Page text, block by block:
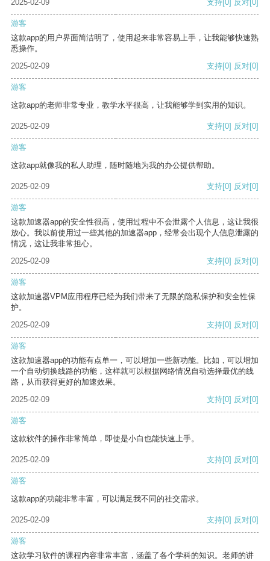
2025-02-09 支持[0] 反对[0]
游客
这款app的用户界面简洁明了，使用起来非常容易上手，让我能够快速熟
悉操作。
2025-02-09
支持[0] 反对[0]
游客
这款app的老师非常专业，教学水平很高，让我能够学到实用的知识。
2025-02-09 支持[0] 反对[0]
游客
这款app就像我的私人助理，随时随地为我的办公提供帮助。
2025-02-09 支持[0] 反对[0]
游客
这款加速器app的安全性很高，使用过程中不会泄露个人信息，这让我很
放心。我以前使用过一些其他的加速器app，经常会出现个人信息泄露的
情况，这让我非常担心。
2025-02-09
支持[0] 反对[0]
游客
这款加速器VPM应用程序已经为我们带来了无限的隐私保护和安全性保
护。
2025-02-09
支持[0] 反对[0]
游客
这款加速器app的功能有点单一，可以增加一些新功能。比如，可以增加
一个自动切换线路的功能，这样就可以根据网络情况自动选择最优的线
路，从而获得更好的加速效果。
2025-02-09
支持[0] 反对[0]
游客
这款软件的操作非常简单，即使是小白也能快速上手。
2025-02-09 支持[0] 反对[0]
游客
这款app的功能非常丰富，可以满足我不同的社交需求。
2025-02-09 支持[0] 反对[0]
游客
这款学习软件的课程内容非常丰富，涵盖了各个学科的知识。老师的讲